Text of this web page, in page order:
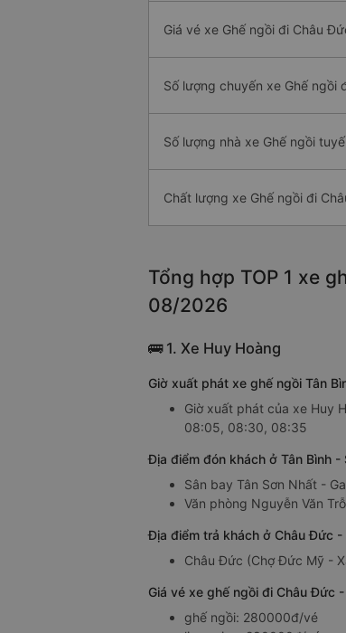
Giá vé xe Ghế ngồi đi Châu
Số lượng chuyến xe Ghế ngồi
Số lượng nhà xe Ghế ngồi
Chất lượng xe Ghế ngồi đi
Tổng hợp TOP 1 xe
08/2026
🚌 1. Xe Huy Hoàng
Giờ xuất phát xe ghế ngồi Tân
Giờ xuất phát của xe Huy
08:05, 08:30, 08:35
Địa điểm đón khách ở Tân Bình -
Sân bay Tân Sơn Nhất -
Văn phòng Nguyễn Văn
Địa điểm trả khách ở Châu Đức -
Châu Đức (Chợ Đức Mỹ -
Giá vé xe ghế ngồi đi Châu Đức
ghế ngồi: 280000đ/vé